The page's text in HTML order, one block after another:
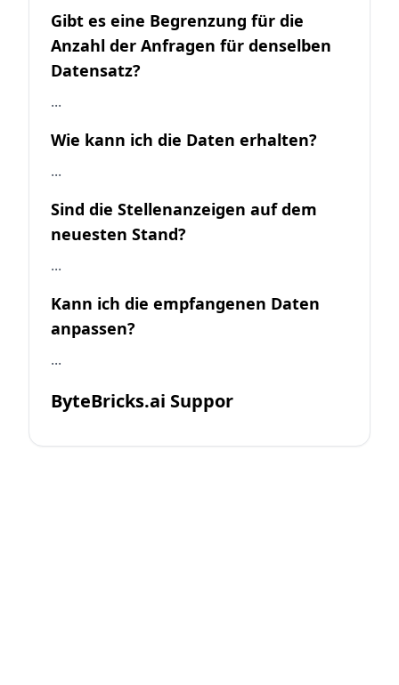
Gibt es eine Begrenzung für die
Anzahl der Anfragen für denselben
Datensatz?
...
Wie kann ich die Daten erhalten?
...
Sind die Stellenanzeigen auf dem
neuesten Stand?
...
Kann ich die empfangenen Daten
anpassen?
...
ByteBricks.ai Suppor